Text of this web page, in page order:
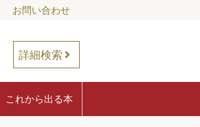
お問い合わせ
詳細検索
これから出る本